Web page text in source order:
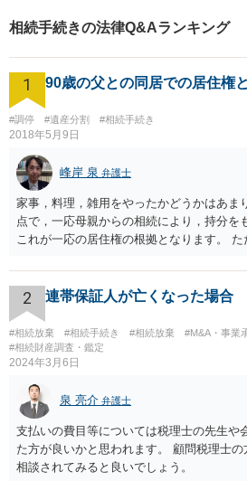
相続手続きの法律Q&Aランキング
1 90歳の父との同居での居住権
#調停 #遺産分割 #相続手続き
2018年5月9日
峰岸 泉 弁護士
家事，料理，雑用をやったかどうかはあま
点で，一応母親からの相続により，持分を
これが一応の居住権の根拠となります。
2 連帯保証人が亡くなった場合
#相続放棄 #相続手続き #相続放棄 #M&A・事業
#相続財産調査・鑑定
2024年3月6日
泉 亮介 弁護士
支払いの費目等については税理士の先生や
た方が良いかと思われます。 顧問税理士
相談されてみると良いでしょう。